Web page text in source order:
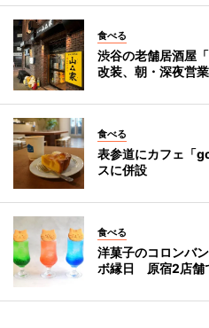
食べる
渋谷の老舗居酒屋
改装、朝・深夜営
食べる
表参道にカフェ「
スに併設
食べる
洋菓子のコロンバ
ボ縁日 原宿2店舗